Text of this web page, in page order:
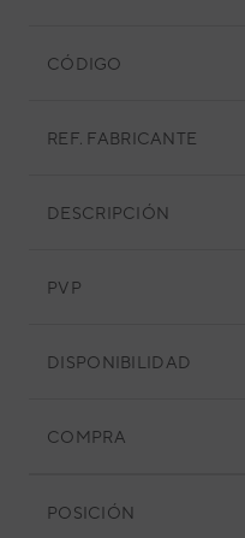
CÓDIGO
REF. FABRICANTE
DESCRIPCIÓN
PVP
DISPONIBILIDAD
COMPRA
POSICIÓN